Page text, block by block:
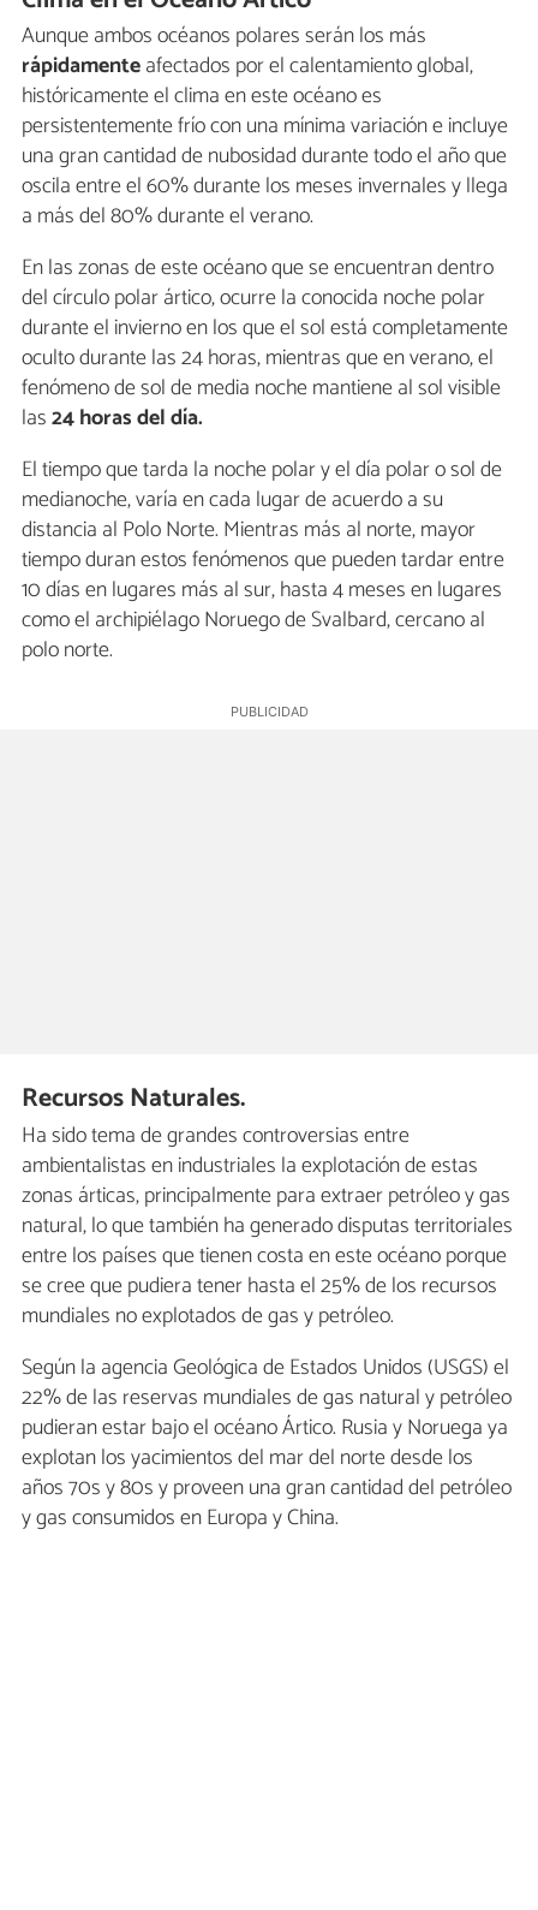
Aunque ambos océanos polares serán los más
rápidamenteafectados por el calentamiento global,
históricamente el clima en este océano es
persistentemente frío con una mínima variación e incluye
una gran cantidad de nubosidad durante todo el año que
oscila entre el 60% durante los meses invernales y llega
a más del 80% durante el verano.
En las zonas de este océano que se encuentran dentro
del círculo polar ártico, ocurre la conocida noche polar
durante el invierno en los que el sol está completamente
oculto durante las 24 horas, mientras que en verano, el
fenómeno de sol de media noche mantiene al sol visible
las24 horas del día.
El tiempo que tarda la noche polar y el día polar o sol de
medianoche, varía en cada lugar de acuerdo a su
distancia al Polo Norte. Mientras más al norte, mayor
tiempo duran estos fenómenos que pueden tardar entre
10 días en lugares más al sur, hasta 4 meses en lugares
como el archipiélago Noruego de Svalbard, cercano al
polo norte.
Recursos Naturales.
Ha sido tema de grandes controversias entre
ambientalistas en industriales la explotación de estas
zonas árticas, principalmente para extraer petróleo y gas
natural, lo que también ha generado disputas territoriales
entre los países que tienen costa en este océano porque
se cree que pudiera tener hasta el 25% de los recursos
mundiales no explotados de gas y petróleo.
Según la agencia Geológica de Estados Unidos (USGS) el
22% de las reservas mundiales de gas natural y petróleo
pudieran estar bajo el océano Ártico. Rusia y Noruega ya
explotan los yacimientos del mar del norte desde los
años 70s y 80s y proveen una gran cantidad del petróleo
y gas consumidos en Europa y China.